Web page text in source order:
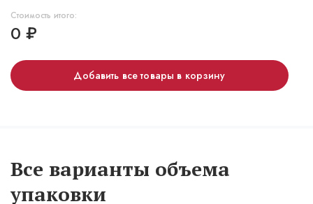
Стоимость итого:
0 ₽
Добавить все товары в корзину
Все варианты объема
упаковки